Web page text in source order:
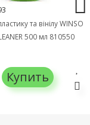
та вінілу WINSO
500 мл 810550
Купить